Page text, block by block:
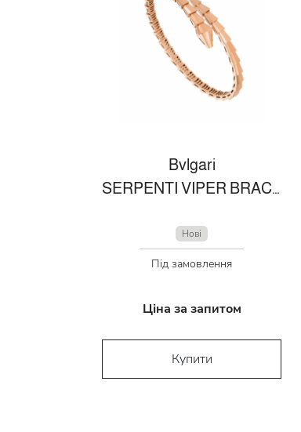
Bvlgari
SERPENTI VIPER BRACELET
Нові
Під замовлення
Ціна за запитом
Купити